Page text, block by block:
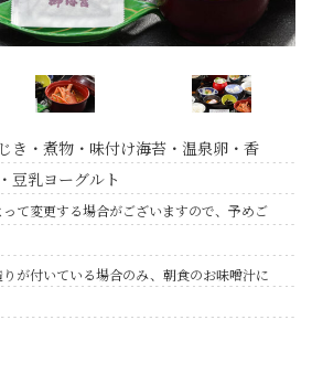
き・煮物・味付け海苔・温泉卵・香
豆乳ヨーグルト
て変更する場合がございますので、予めご
が付いている場合のみ、朝食のお味噌汁に